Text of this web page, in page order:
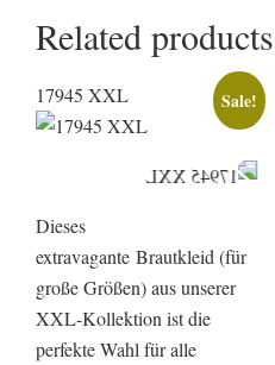
Related products
17945 XXL
Dieses
extravagante Brautkleid (für
große Größen) aus unserer
XXL-Kollektion ist die
perfekte Wahl für alle
Sale!